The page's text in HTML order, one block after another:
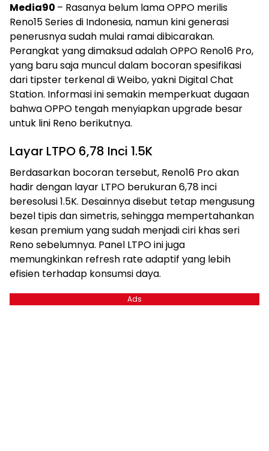
Media90 – Rasanya belum lama OPPO merilis
Reno15 Series di Indonesia, namun kini generasi
penerusnya sudah mulai ramai dibicarakan.
Perangkat yang dimaksud adalah OPPO Reno16 Pro,
yang baru saja muncul dalam bocoran spesifikasi
dari tipster terkenal di Weibo, yakni Digital Chat
Station. Informasi ini semakin memperkuat dugaan
bahwa OPPO tengah menyiapkan upgrade besar
untuk lini Reno berikutnya.
Layar LTPO 6,78 Inci 1.5K
Berdasarkan bocoran tersebut, Reno16 Pro akan
hadir dengan layar LTPO berukuran 6,78 inci
beresolusi 1.5K. Desainnya disebut tetap mengusung
bezel tipis dan simetris, sehingga mempertahankan
kesan premium yang sudah menjadi ciri khas seri
Reno sebelumnya. Panel LTPO ini juga
memungkinkan refresh rate adaptif yang lebih
efisien terhadap konsumsi daya.
Ads